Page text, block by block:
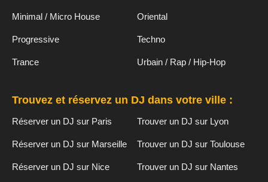
Minimal / Micro House Oriental
Progressive Techno
Trance Urbain / Rap / Hip-Hop
Trouvez et réservez un DJ dans votre ville :
Réserver un DJ sur Paris Trouver un DJ sur Lyon
Réserver un DJ sur Marseille Trouver un DJ sur Toulouse
Réserver un DJ sur Nice Trouver un DJ sur Nantes